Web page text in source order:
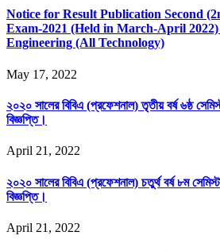
Notice for Result Publication Second
Exam-2021 (Held in March-April
Engineering (All Technology)
May 17, 2022
২০২০ সালের বিবিএ (প্রফেশনাল) তৃতীয় বর্ষ ৬ষ্ঠ
বিজ্ঞপ্তি।
April 21, 2022
২০২০ সালের বিবিএ (প্রফেশনাল) চতুর্থ বর্ষ ৮ম
বিজ্ঞপ্তি।
April 21, 2022